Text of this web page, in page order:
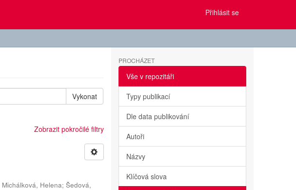
Přihlásit se
Vykonat
Zobrazit pokročilé filtry
Michálková, Helena;Šedová,
PROCHÁZET
Vše v repozitáři
Typy publikací
Dle data publikování
Autoři
Názvy
Klíčová slova